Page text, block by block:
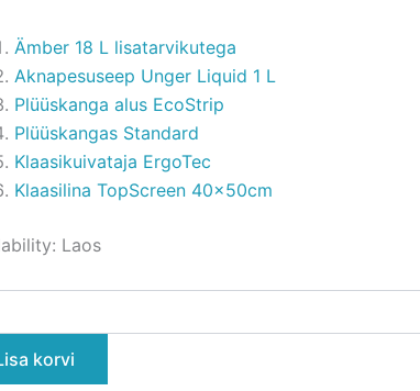
Ämber 18 L lisatarvikutega
Aknapesuseep Unger Liquid 1 L
Plüüskanga alus EcoStrip
Plüüskangas Standard
Klaasikuivataja ErgoTec
Klaasilina TopScreen 40x50cm
Laos
korvi